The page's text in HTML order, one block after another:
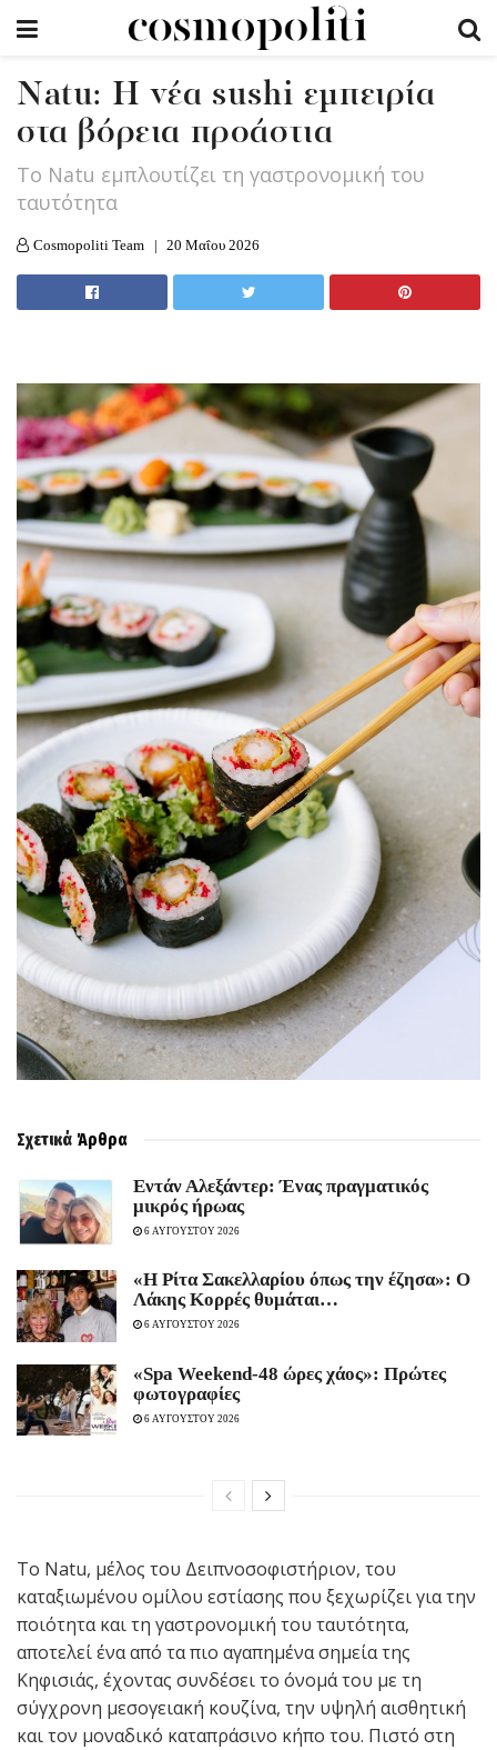
Natu: Η νέα sushi εμπειρία
στα βόρεια προάστια
Το Natu εμπλουτίζει τη γαστρονομική του
ταυτότητα
Cosmopoliti Team 20 Μαΐου 2026
Σχετικά Άρθρα
Εντάν Αλεξάντερ: Ένας πραγματικός
μικρός ήρωας
6 ΑΥΓΟΥΣΤΟΥ 2026
«Η Ρίτα Σακελλαρίου όπως την έζησα»: Ο
Λάκης Κορρές θυμάται…
6 ΑΥΓΟΥΣΤΟΥ 2026
«Spa Weekend-48 ώρες χάος»: Πρώτες
φωτογραφίες
6 ΑΥΓΟΥΣΤΟΥ 2026
Το Natu, μέλος του Δειπνοσοφιστήριον, του
καταξιωμένου ομίλου εστίασης που ξεχωρίζει για την
ποιότητα και τη γαστρονομική του ταυτότητα,
αποτελεί ένα από τα πιο αγαπημένα σημεία της
Κηφισιάς, έχοντας συνδέσει το όνομά του με τη
σύγχρονη μεσογειακή κουζίνα, την υψηλή αισθητική
και τον μοναδικό καταπράσινο κήπο του. Πιστό στη